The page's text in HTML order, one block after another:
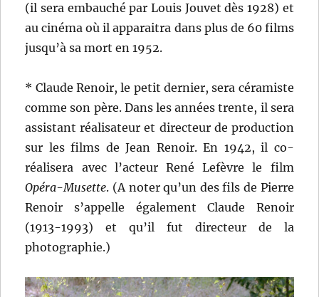
(il sera embauché par Louis Jouvet dès 1928) et
au cinéma où il apparaitra dans plus de 60 films
jusqu’à sa mort en 1952.
* Claude Renoir, le petit dernier, sera céramiste
comme son père. Dans les années trente, il sera
assistant réalisateur et directeur de production
sur les films de Jean Renoir. En 1942, il co-
réalisera avec l’acteur René Lefèvre le film
Opéra-Musette. (A noter qu’un des fils de Pierre
Renoir s’appelle également Claude Renoir
(1913-1993) et qu’il fut directeur de la
photographie.)